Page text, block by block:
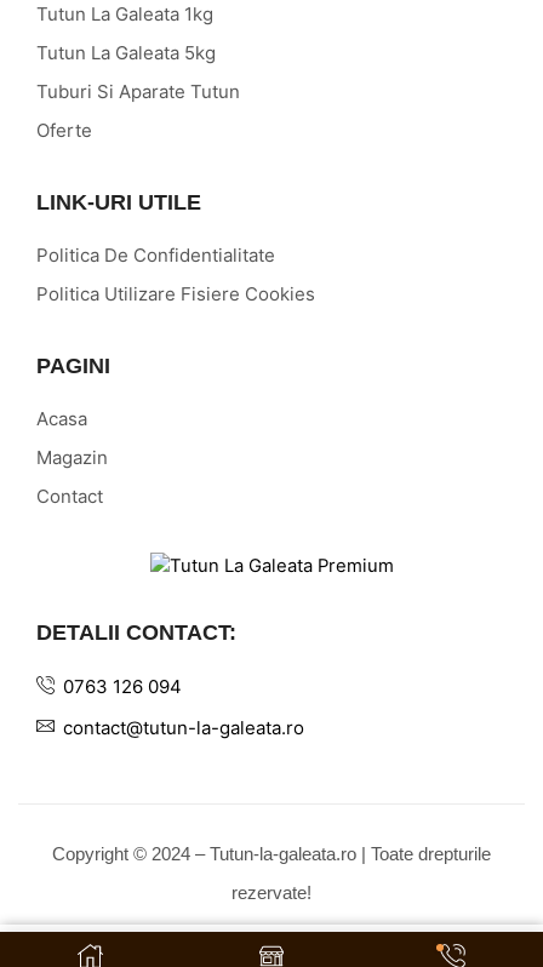
Tutun La Galeata 1kg
Tutun La Galeata 5kg
Tuburi Si Aparate Tutun
Oferte
LINK-URI UTILE
Politica De Confidentialitate
Politica Utilizare Fisiere Cookies
PAGINI
Acasa
Magazin
Contact
DETALII CONTACT:
0763 126 094
contact@tutun-la-galeata.ro
Copyright © 2024 – Tutun-la-galeata.ro | Toate drepturile
rezervate!